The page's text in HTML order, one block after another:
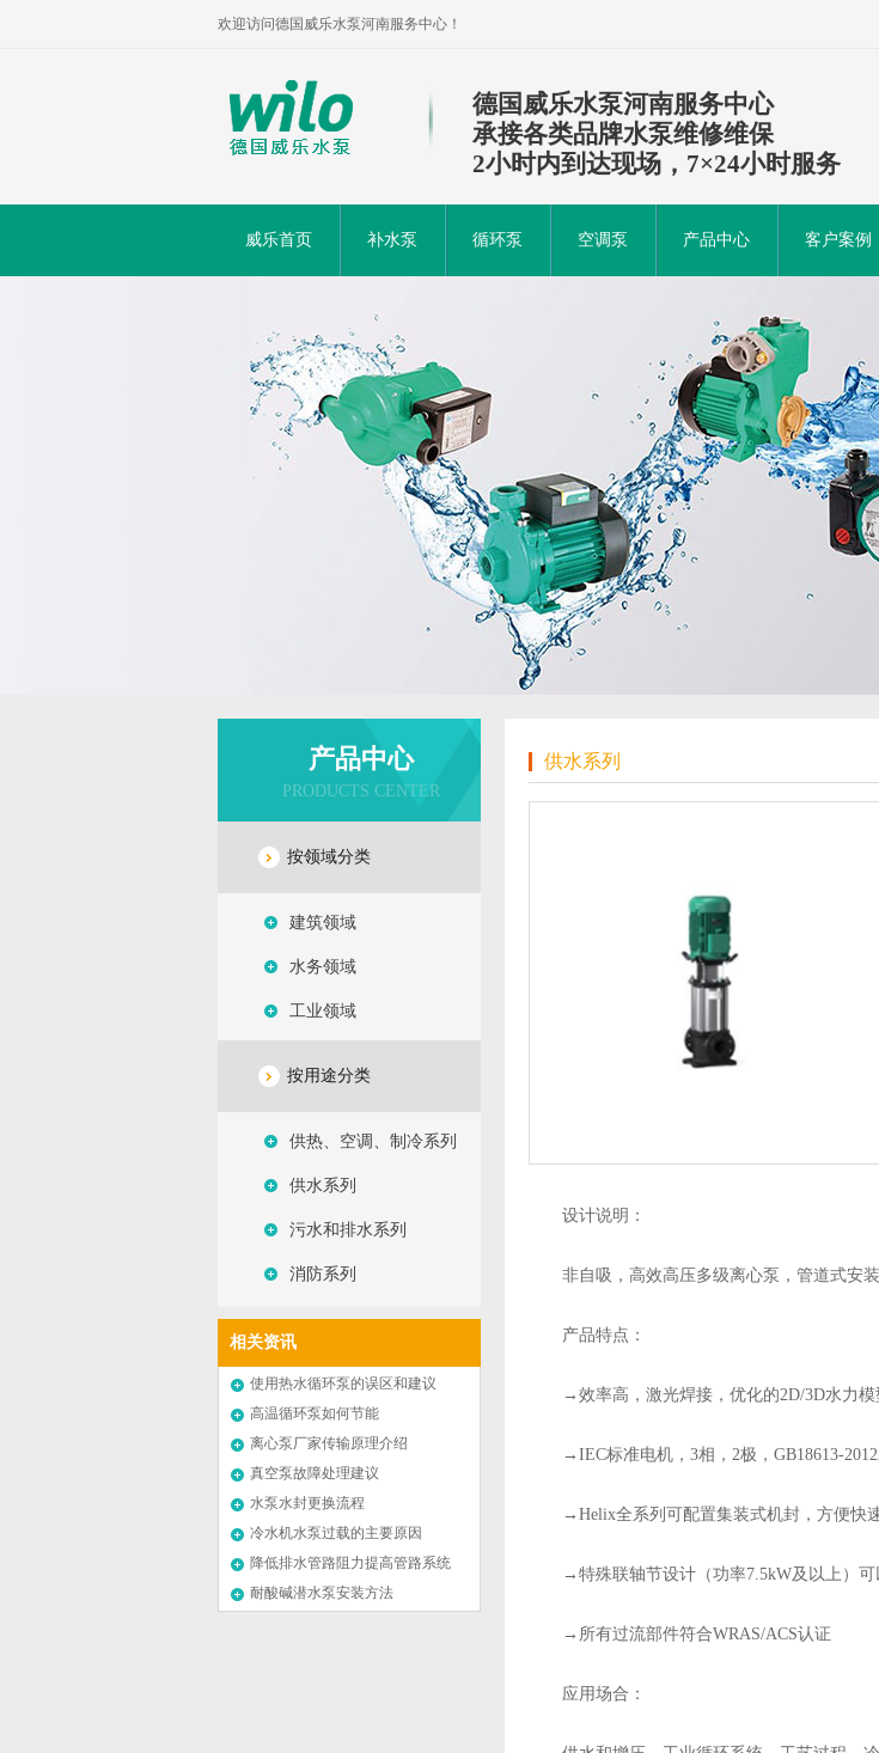
欢迎访问德国威乐水泵河南服务中心！
德国威乐水泵河南服务中心
承接各类品牌水泵维修维保
2小时内到达现场，7×24小时服务
威乐首页 补水泵 循环泵 空调泵 产品中心 客户案例
产品中心
PRODUCTS CENTER
按领域分类
建筑领域
水务领域
工业领域
按用途分类
供热、空调、制冷系列
供水系列
污水和排水系列
消防系列
相关资讯
使用热水循环泵的误区和建议
高温循环泵如何节能
离心泵厂家传输原理介绍
真空泵故障处理建议
水泵水封更换流程
冷水机水泵过载的主要原因
降低排水管路阻力提高管路系统
效率
耐酸碱潜水泵安装方法
供水系列
设计说明：
非自吸，高效高压多级离心泵，管道式安装
产品特点：
→效率高，激光焊接，优化的2D/3D水力模
→IEC标准电机，3相，2极，GB18613-
→Helix全系列可配置集装式机封，方便快
→特殊联轴节设计（功率7.5kW及以上）可
→所有过流部件符合WRAS/ACS认证
应用场合：